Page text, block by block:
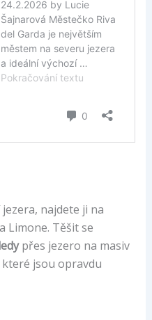
najdete ji na
Limone. Těšit se
přes jezero na masiv
jsou opravdu